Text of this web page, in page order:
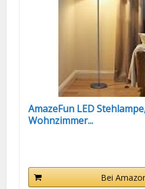
AmazeFun LED
Wohnzimmer...
Bei